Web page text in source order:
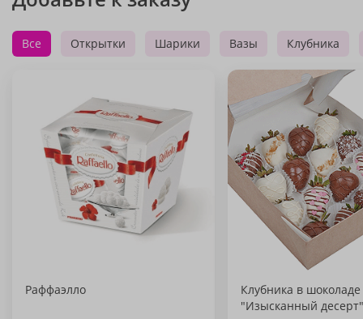
Все Открытки Шарики Вазы Клубника
Раффаэлло
Клубника в шоколаде
"Изысканный десерт"